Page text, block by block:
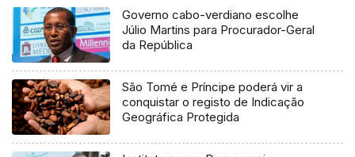
Governo cabo-verdiano escolhe
Júlio Martins para Procurador-Geral
da República
São Tomé e Príncipe poderá vir a
conquistar o registo de Indicação
Geográfica Protegida